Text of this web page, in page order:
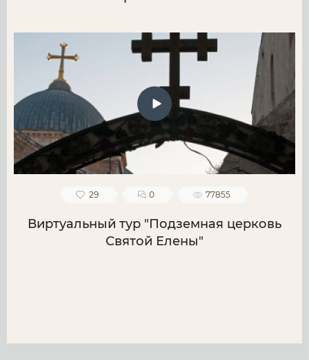
29 0 77855
Виртуальный тур "Подземная церковь
Святой Елены"